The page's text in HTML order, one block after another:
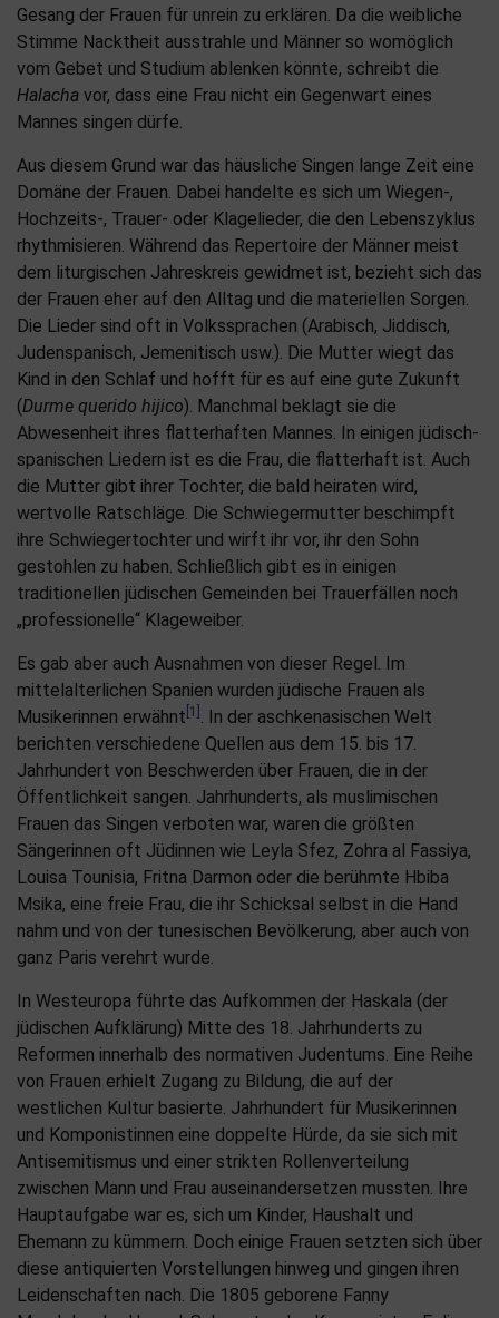
Gesang der Frauen für unrein zu erklären. Da die weibliche
Stimme Nacktheit ausstrahle und Männer so womöglich
vom Gebet und Studium ablenken könnte, schreibt die
Halacha vor, dass eine Frau nicht ein Gegenwart eines
Mannes singen dürfe.
Aus diesem Grund war das häusliche Singen lange Zeit eine
Domäne der Frauen. Dabei handelte es sich um Wiegen-,
Hochzeits-, Trauer- oder Klagelieder, die den Lebenszyklus
rhythmisieren. Während das Repertoire der Männer meist
dem liturgischen Jahreskreis gewidmet ist, bezieht sich das
der Frauen eher auf den Alltag und die materiellen Sorgen.
Die Lieder sind oft in Volkssprachen (Arabisch, Jiddisch,
Judenspanisch, Jemenitisch usw.). Die Mutter wiegt das
Kind in den Schlaf und hofft für es auf eine gute Zukunft
(Durme querido hijico). Manchmal beklagt sie die
Abwesenheit ihres flatterhaften Mannes. In einigen jüdisch-
spanischen Liedern ist es die Frau, die flatterhaft ist. Auch
die Mutter gibt ihrer Tochter, die bald heiraten wird,
wertvolle Ratschläge. Die Schwiegermutter beschimpft
ihre Schwiegertochter und wirft ihr vor, ihr den Sohn
gestohlen zu haben. Schließlich gibt es in einigen
traditionellen jüdischen Gemeinden bei Trauerfällen noch
„professionelle“ Klageweiber.
Es gab aber auch Ausnahmen von dieser Regel. Im
mittelalterlichen Spanien wurden jüdische Frauen als
Musikerinnen erwähnt [1]
. In der aschkenasischen Welt
berichten verschiedene Quellen aus dem 15. bis 17.
Jahrhundert von Beschwerden über Frauen, die in der
Öffentlichkeit sangen. Jahrhunderts, als muslimischen
Frauen das Singen verboten war, waren die größten
Sängerinnen oft Jüdinnen wie Leyla Sfez, Zohra al Fassiya,
Louisa Tounisia, Fritna Darmon oder die berühmte Hbiba
Msika, eine freie Frau, die ihr Schicksal selbst in die Hand
nahm und von der tunesischen Bevölkerung, aber auch von
ganz Paris verehrt wurde.
In Westeuropa führte das Aufkommen der Haskala (der
jüdischen Aufklärung) Mitte des 18. Jahrhunderts zu
Reformen innerhalb des normativen Judentums. Eine Reihe
von Frauen erhielt Zugang zu Bildung, die auf der
westlichen Kultur basierte. Jahrhundert für Musikerinnen
und Komponistinnen eine doppelte Hürde, da sie sich mit
Antisemitismus und einer strikten Rollenverteilung
zwischen Mann und Frau auseinandersetzen mussten. Ihre
Hauptaufgabe war es, sich um Kinder, Haushalt und
Ehemann zu kümmern. Doch einige Frauen setzten sich über
diese antiquierten Vorstellungen hinweg und gingen ihren
Leidenschaften nach. Die 1805 geborene Fanny